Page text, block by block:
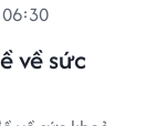
về sức